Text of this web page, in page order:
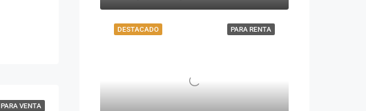
PARA VENTA
PARA RENTA
DESTACADO